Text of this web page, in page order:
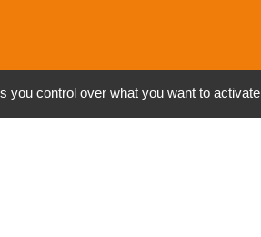
you control over what you want to activate